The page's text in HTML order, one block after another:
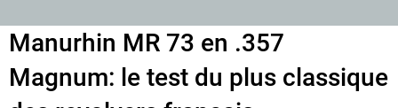
Manurhin MR 73 en .357
Magnum: le test du plus classique